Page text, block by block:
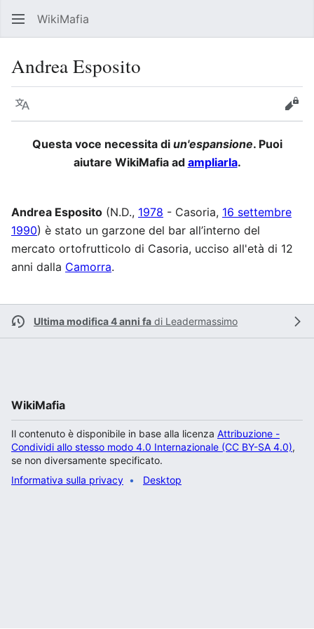
WikiMafia
Andrea Esposito
Lingua Segui
Questa voce necessita di un'espansione. Puoi
aiutare WikiMafia ad ampliarla.
Andrea Esposito (N.D., 1978 - Casoria, 16 settembre
1990) è stato un garzone del bar all’interno del
mercato ortofrutticolo di Casoria, ucciso all'età di 12
anni dalla Camorra.
Ultima modifica 4 anni fa di Leadermassimo
WikiMafia
Il contenuto è disponibile in base alla licenza Attribuzione -
Condividi allo stesso modo 4.0 Internazionale (CC BY-SA 4.0),
se non diversamente specificato.
Informativa sulla privacy
Desktop